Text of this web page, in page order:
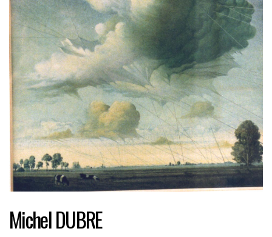
Michel DUBRE